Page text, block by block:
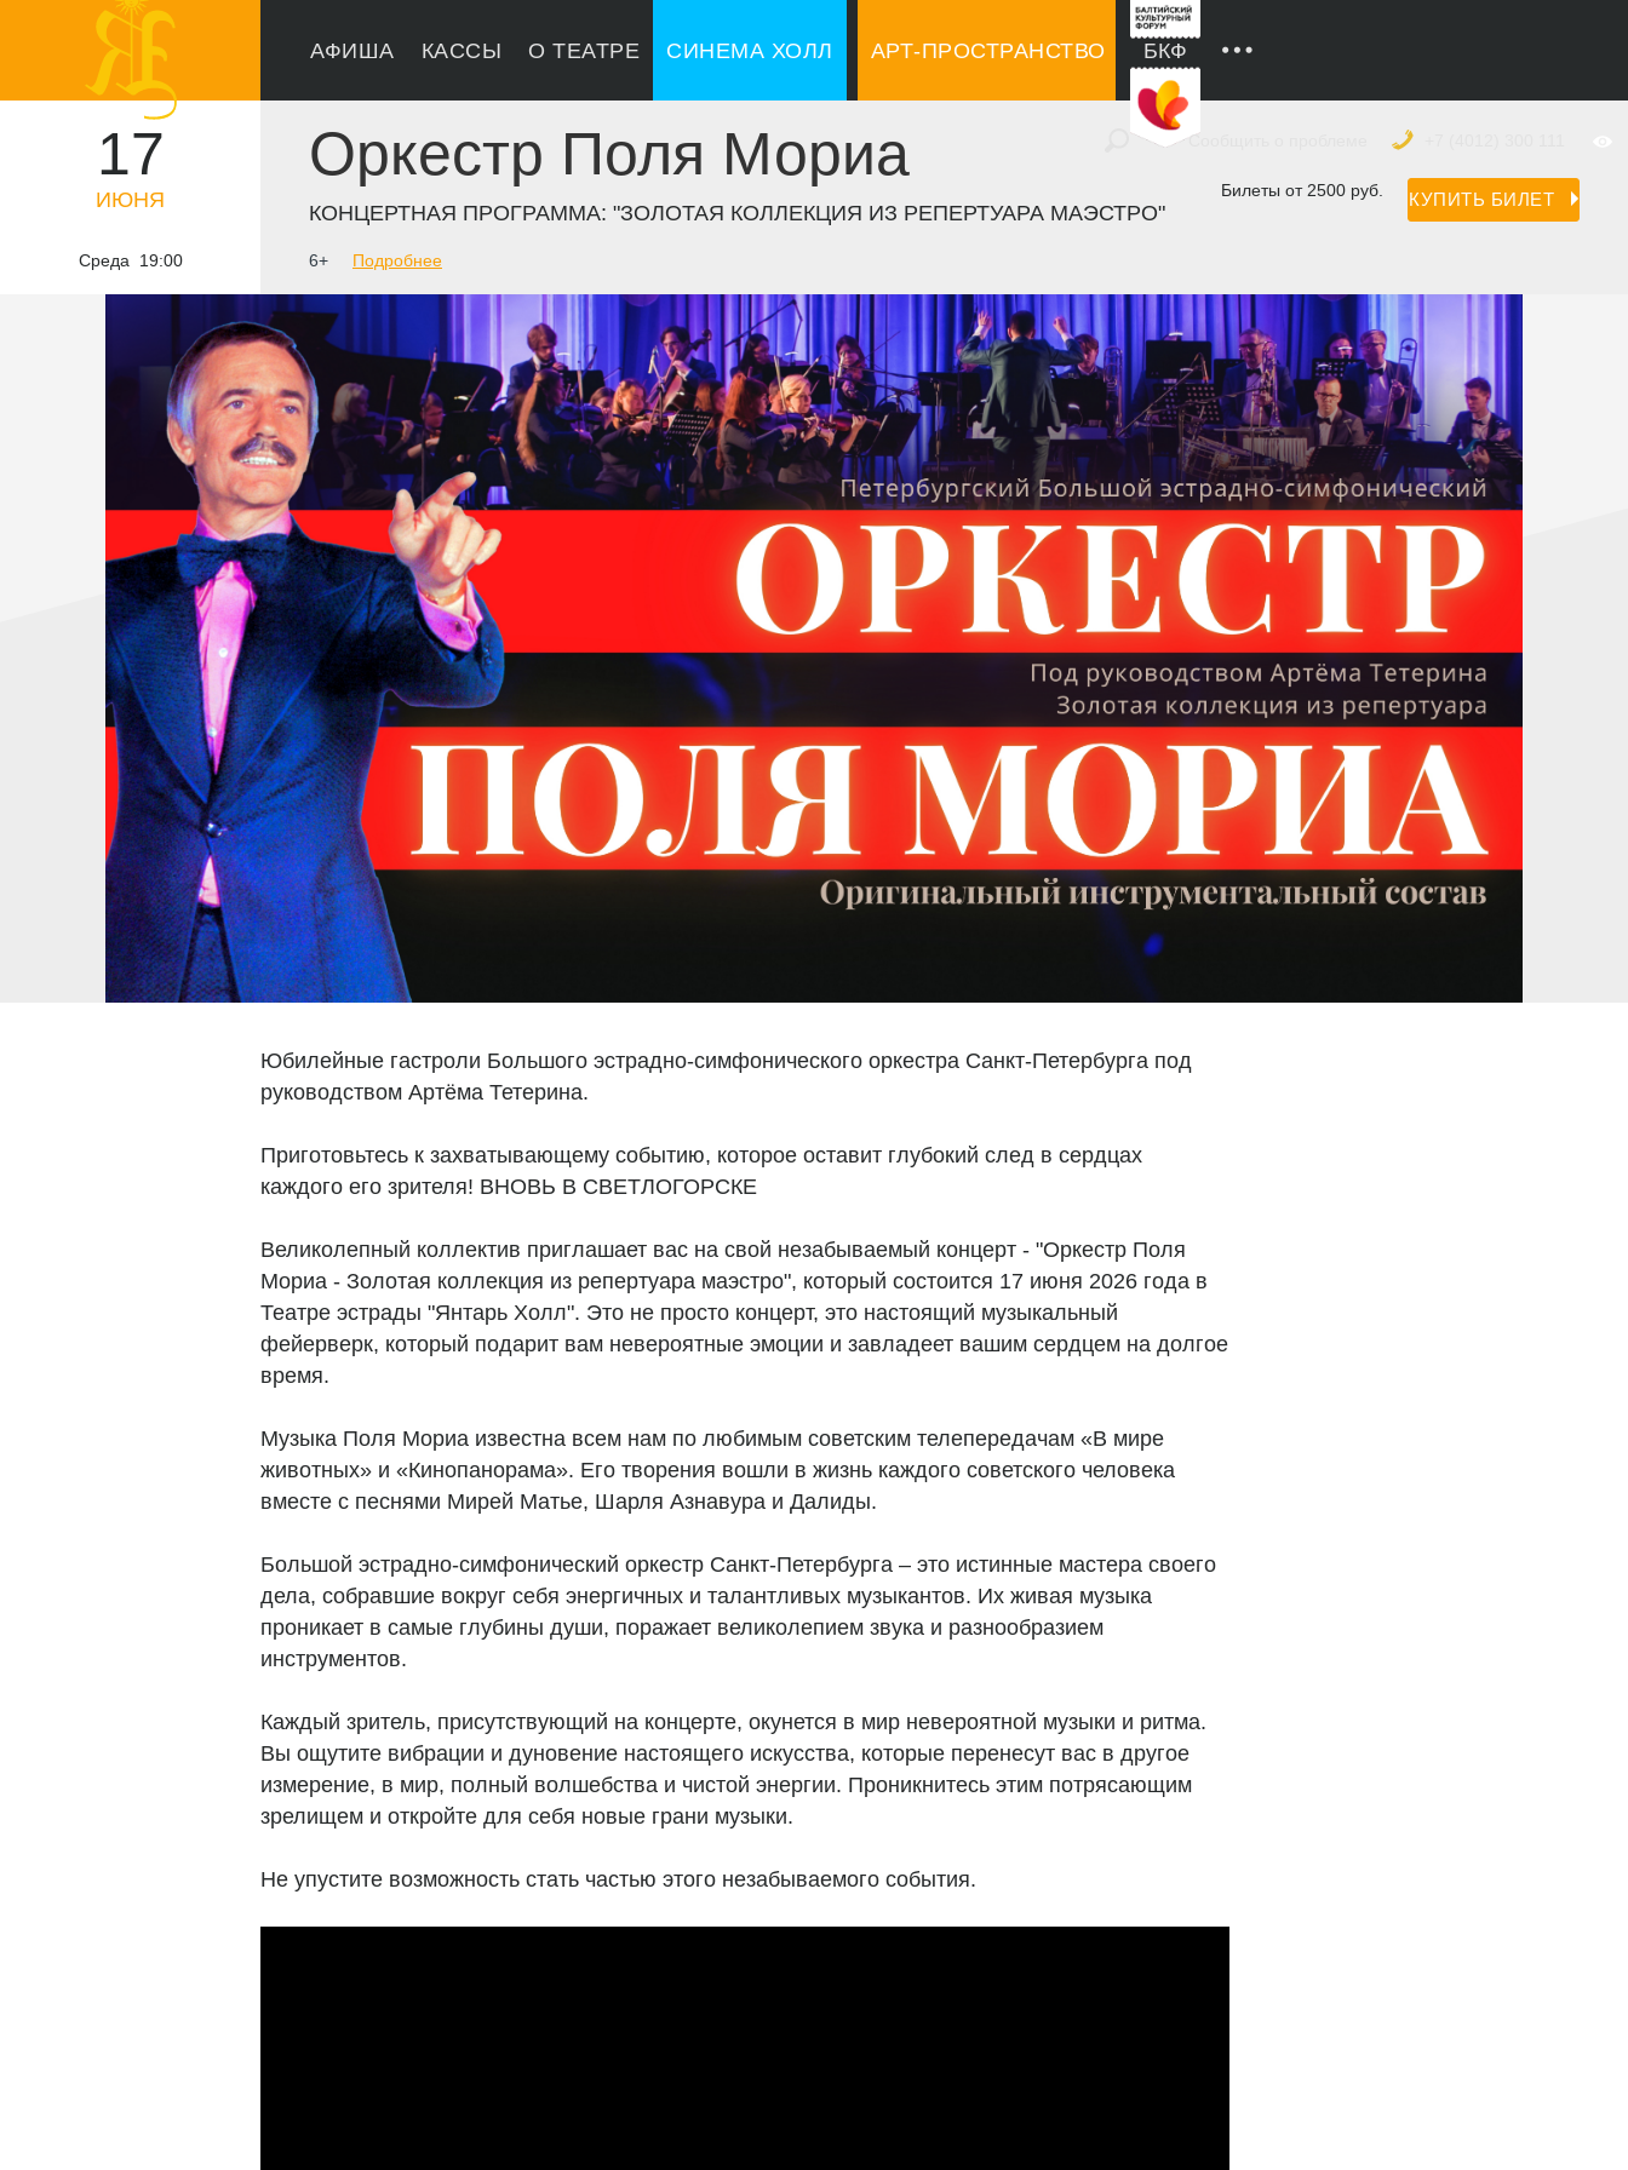
АФИША КАССЫ О ТЕАТРЕ СИНЕМА ХОЛЛ АРТ-ПРОСТРАНСТВО БКФ
Сообщить о проблеме
17
ИЮНЯ
Среда 19:00
Оркестр Поля Мориа
КОНЦЕРТНАЯ ПРОГРАММА: "ЗОЛОТАЯ КОЛЛЕКЦИЯ ИЗ РЕПЕРТУАРА МАЭСТРО"
Билеты от 2500 руб. КУПИТЬ БИЛЕТ
6+ Подробнее
Юбилейные гастроли Большого эстрадно-симфонического оркестра Санкт-Петербурга под
руководством Артёма Тетерина.
Приготовьтесь к захватывающему событию, которое оставит глубокий след в сердцах
каждого его зрителя! ВНОВЬ В СВЕТЛОГОРСКЕ
Великолепный коллектив приглашает вас на свой незабываемый концерт - "Оркестр Поля
Мориа - Золотая коллекция из репертуара маэстро", который состоится 17 июня 2026 года в
Театре эстрады "Янтарь Холл". Это не просто концерт, это настоящий музыкальный
фейерверк, который подарит вам невероятные эмоции и завладеет вашим сердцем на долгое
время.
Музыка Поля Мориа известна всем нам по любимым советским телепередачам «В мире
животных» и «Кинопанорама». Его творения вошли в жизнь каждого советского человека
вместе с песнями Мирей Матье, Шарля Азнавура и Далиды.
Большой эстрадно-симфонический оркестр Санкт-Петербурга – это истинные мастера своего
дела, собравшие вокруг себя энергичных и талантливых музыкантов. Их живая музыка
проникает в самые глубины души, поражает великолепием звука и разнообразием
инструментов.
Каждый зритель, присутствующий на концерте, окунется в мир невероятной музыки и ритма.
Вы ощутите вибрации и дуновение настоящего искусства, которые перенесут вас в другое
измерение, в мир, полный волшебства и чистой энергии. Проникнитесь этим потрясающим
зрелищем и откройте для себя новые грани музыки.
Не упустите возможность стать частью этого незабываемого события.